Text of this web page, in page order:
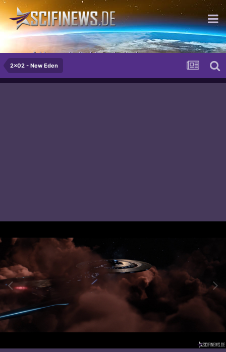
...empfohlen von Dr. Prof. Prügelpeitsch
2x02 - New Eden